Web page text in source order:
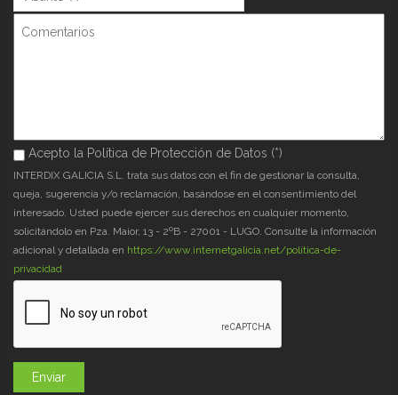
Comentarios
Acepto la Política de Protección de Datos (*)
Acepto la Política de Protección de Datos (*)
INTERDIX GALICIA S.L. trata sus datos con el fin de gestionar la consulta,
queja, sugerencia y/o reclamación, basándose en el consentimiento del
interesado. Usted puede ejercer sus derechos en cualquier momento,
solicitándolo en Pza. Maior, 13 - 2ºB - 27001 - LUGO. Consulte la información
adicional y detallada en https://www.internetgalicia.net/política-de-
privacidad